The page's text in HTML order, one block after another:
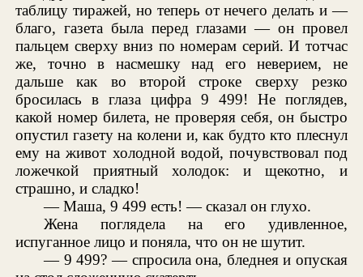
таблицу тиражей, но теперь от нечего делать и —
благо, газета была перед глазами — он провел
пальцем сверху вниз по номерам серий. И тотчас
же, точно в насмешку над его неверием, не
дальше как во второй строке сверху резко
бросилась в глаза цифра 9 499! Не поглядев,
какой номер билета, не проверяя себя, он быстро
опустил газету на колени и, как будто кто плеснул
ему на живот холодной водой, почувствовал под
ложечкой приятный холодок: и щекотно, и
страшно, и сладко!
— Маша, 9 499 есть! — сказал он глухо.
Жена поглядела на его удивленное,
испуганное лицо и поняла, что он не шутит.
— 9 499? — спросила она, бледнея и опуская